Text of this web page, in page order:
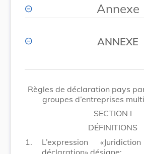
Annexe
ANNEXE
Règles de déclaration pays
groupes d’entreprises
SECTION I
DÉFINITIONS
1.
L’expression
déclaration» désigne: